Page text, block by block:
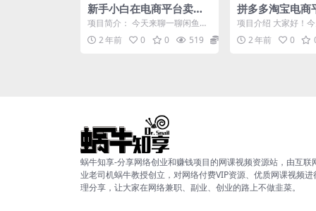
新手小白在电商平台卖鼠
标月入过万，最新赚钱教
学
项目简介： 今天来聊一聊闲鱼无
货源项目，很多朋友应该都有了
解过闲鱼。也许平时会在...
2 年前 0 0 519 19.9
拼多多淘宝电商
引流100个精准
简单粗暴高效长
单人单日引流
项目介绍 大家好！
分享一个2024年我
非常好的引流创业粉
2 年前 0
蜗牛知享-分享网络创业和赚钱项目的网课视频资源站，由互联
业老司机蜗牛教授创立，对网络付费VIP资源、优质网课视频进
理分享，让大家在网络兼职、副业、创业的路上不做韭菜。